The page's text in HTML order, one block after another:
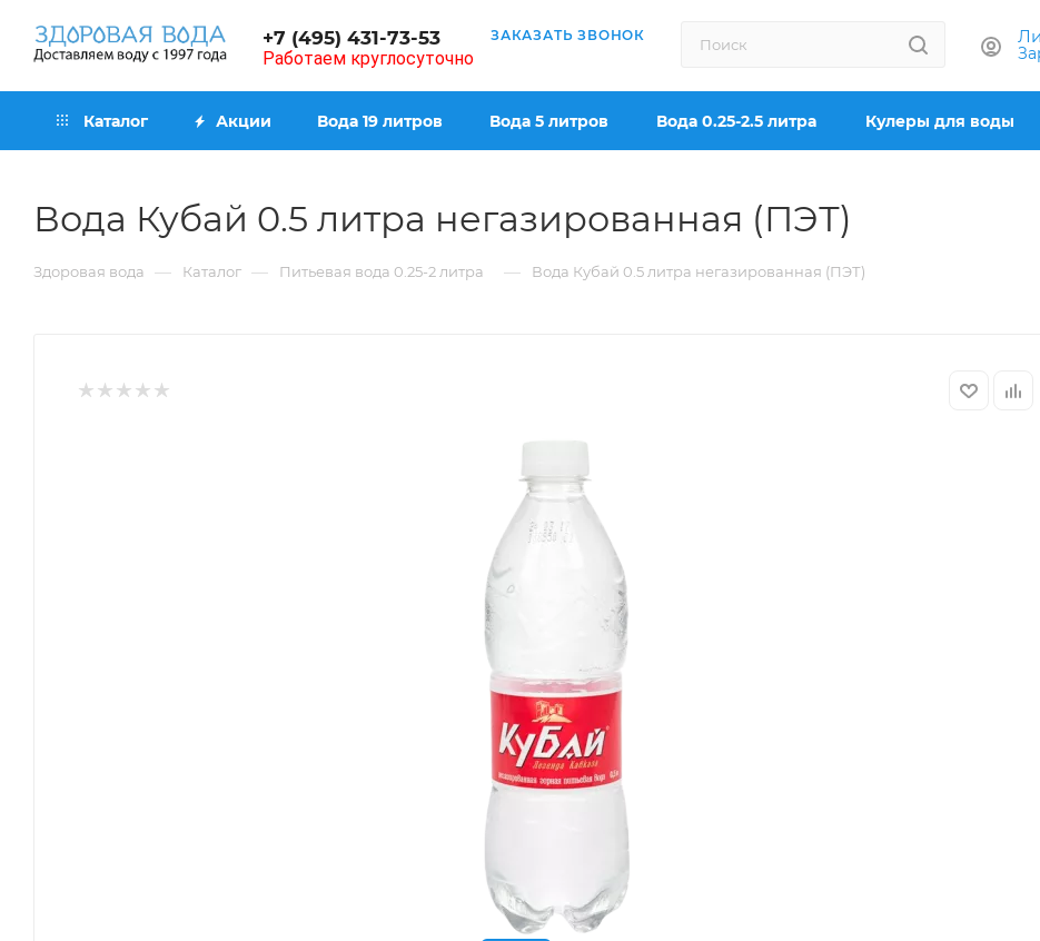
+7 (495) 431-73-53
Работаем круглосуточно
ЗАКАЗАТЬ ЗВОНОК
Каталог Акции Вода 19 литров Вода 5 литров Вода 0.25-2.5 литра Кулеры для воды
Вода Кубай 0.5 литра негазированная (ПЭТ)
Здоровая вода — Каталог — Питьевая вода 0.25-2 литра — Вода Кубай 0.5 литра негазированная (ПЭТ)